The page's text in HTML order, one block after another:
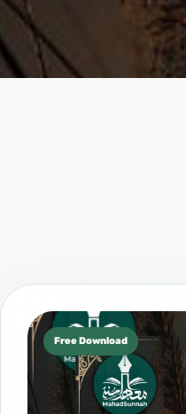
Free Download